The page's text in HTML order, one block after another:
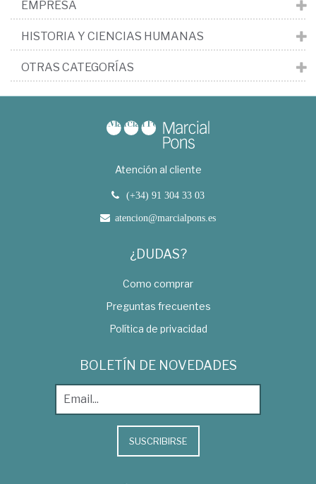
EMPRESA
HISTORIA Y CIENCIAS HUMANAS
OTRAS CATEGORÍAS
Atención al cliente
(+34) 91 304 33 03
atencion@marcialpons.es
¿DUDAS?
Como comprar
Preguntas frecuentes
Política de privacidad
BOLETÍN DE NOVEDADES
SUSCRIBIRSE